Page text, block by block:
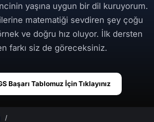
yaşına uygun bir dil kuruyorum.
matematiği sevdiren şey çoğu
ve doğru hız oluyor. İlk dersten
farkı siz de göreceksiniz.
Başarı Tablomuz İçin Tıklayınız
/